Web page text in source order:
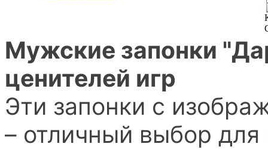
Мужские запонки
ценителей игр
Эти запонки с
– отличный выбор